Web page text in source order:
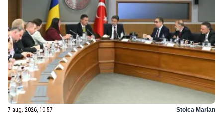
7 aug. 2026, 10:57 Stoica Marian